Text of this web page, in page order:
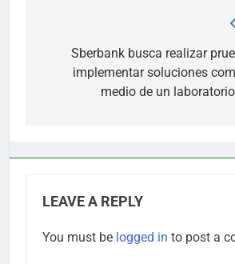
navigation
Sberbank busca realizar
implementar soluciones
medio de un
LEAVE A REPLY
You must be logged in to post a